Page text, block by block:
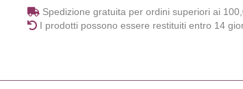
Spedizione gratuita per ordini superiori ai
I prodotti possono essere restituiti entro 14